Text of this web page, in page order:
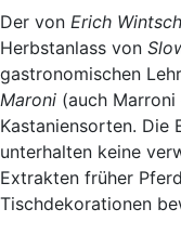
Der von Erich Wintsch
Herbstanlass von
gastronomischen
Maroni (auch
Kastaniensorten. Die
unterhalten keine
Extrakten früher
Tischdekorationen